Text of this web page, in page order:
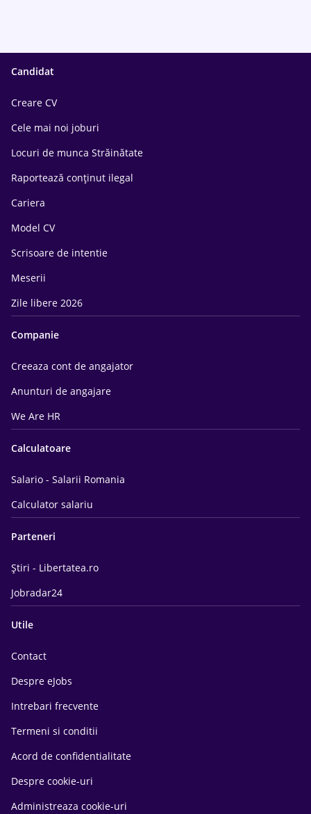
Candidat
Creare CV
Cele mai noi joburi
Locuri de munca Străinătate
Raportează conținut ilegal
Cariera
Model CV
Scrisoare de intentie
Meserii
Zile libere 2026
Companie
Creeaza cont de angajator
Anunturi de angajare
We Are HR
Calculatoare
Salario - Salarii Romania
Calculator salariu
Parteneri
Știri - Libertatea.ro
Jobradar24
Utile
Contact
Despre eJobs
Intrebari frecvente
Termeni si conditii
Acord de confidentialitate
Despre cookie-uri
Administreaza cookie-uri